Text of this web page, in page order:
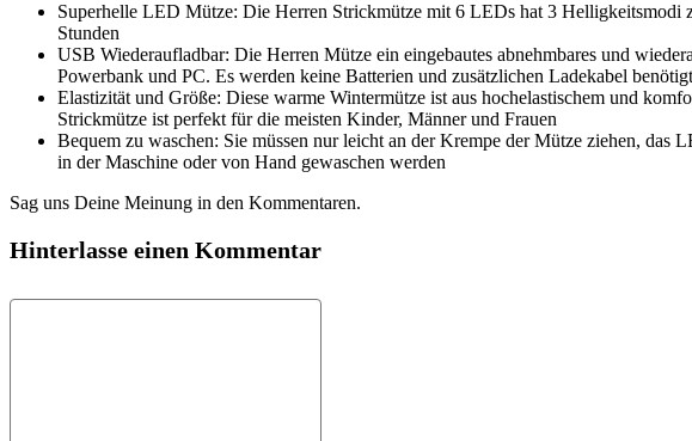
Superhelle LED Mütze: Die Herren Strickmütze mit 6 LEDs hat 3
Stunden
USB Wiederaufladbar: Die Herren Mütze ein eingebautes abnehmbares und
Powerbank und PC. Es werden keine Batterien und zusätzlichen Ladekabel
Elastizität und Größe: Diese warme Wintermütze ist aus hochelastischem und
Strickmütze ist perfekt für die meisten Kinder, Männer und Frauen
Bequem zu waschen: Sie müssen nur leicht an der Krempe der Mütze ziehen,
in der Maschine oder von Hand gewaschen werden
Sag uns Deine Meinung in den Kommentaren.
Hinterlasse einen Kommentar